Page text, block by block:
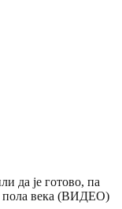
да је готово, па
пола века (ВИДЕО)